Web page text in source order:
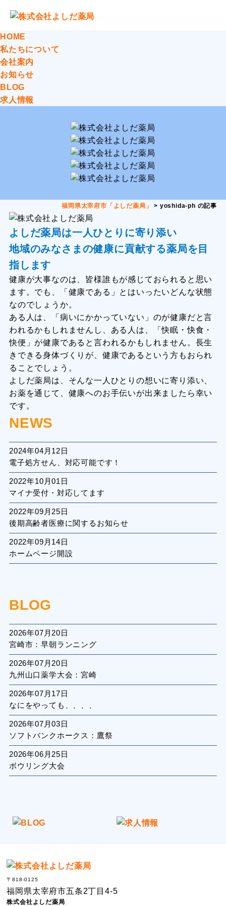
HOME
私たちについて
会社案内
お知らせ
BLOG
求人情報
福岡県太宰府市「よしだ薬局」 > yoshida-ph の記事
よしだ薬局は一人ひとりに寄り添い
地域のみなさまの健康に貢献する薬局を目
指します
健康が大事なのは、皆様誰もが感じておられると思い
ます。でも、「健康である」とはいったいどんな状態
なのでしょうか。
ある人は、「病いにかかっていない」のが健康だと言
われるかもしれませんし、ある人は、「快眠・快食・
快便」が健康であると言われるかもしれません。長生
きできる身体づくりが、健康であるという方もおられ
ることでしょう。
よしだ薬局は、そんな一人ひとりの想いに寄り添い、
お薬を通じて、健康へのお手伝いが出来ましたら幸い
です。
NEWS
2024年04月12日
電子処方せん、対応可能です！
2022年10月01日
マイナ受付・対応してます
2022年09月25日
後期高齢者医療に関するお知らせ
2022年09月14日
ホームページ開設
BLOG
2026年07月20日
宮崎市：早朝ランニング
2026年07月20日
九州山口薬学大会：宮崎
2026年07月17日
なにをやっても、、、、
2026年07月03日
ソフトバンクホークス：鷹祭
2026年06月25日
ボウリング大会
〒818-0125
福岡県太宰府市五条2丁目4-5
株式会社よしだ薬局